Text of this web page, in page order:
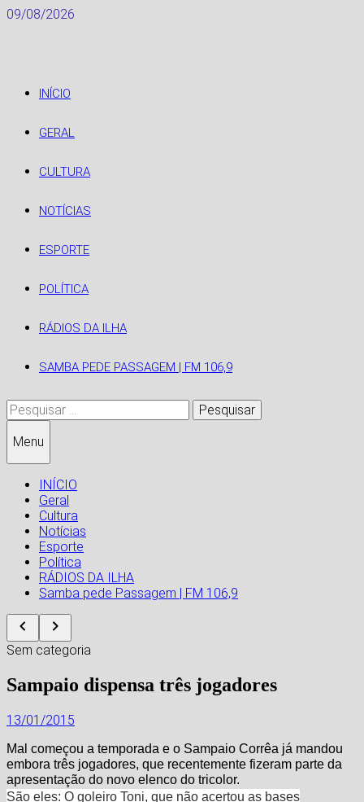
Skip
09/08/2026
INÍCIO
GERAL
CULTURA
NOTÍCIAS
ESPORTE
POLÍTICA
RÁDIOS DA ILHA
SAMBA PEDE PASSAGEM | FM 106,9
Pesquisar
por:
Menu
INÍCIO
Geral
Cultura
Notícias
Esporte
Política
RÁDIOS DA ILHA
Samba pede Passagem | FM 106,9
Sem categoria
Sampaio dispensa três jogadores
13/01/2015
Mal começou a temporada e o Sampaio Corrêa já mandou
embora três jogadores, que recentemente fizeram parte da
apresentação do novo elenco do tricolor.
São eles: O goleiro Toni, que não acertou as bases